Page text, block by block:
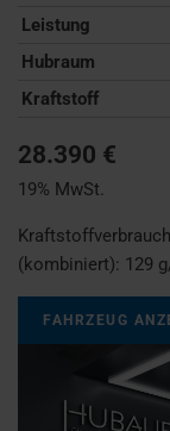
Leistung
Hubraum
Kraftstoff
28.390 €
19% MwSt.
(kombiniert): 129
FAHRZEUG